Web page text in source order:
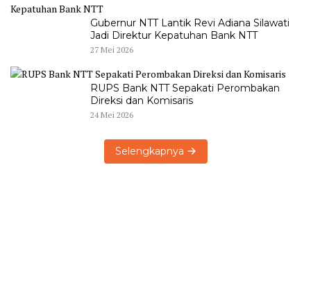
Gubernur NTT Lantik Revi Adiana Silawati
Jadi Direktur Kepatuhan Bank NTT
27 Mei 2026
RUPS Bank NTT Sepakati Perombakan
Direksi dan Komisaris
24 Mei 2026
Selengkapnya